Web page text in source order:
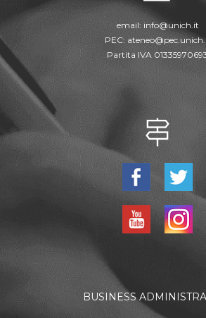
email: info@unich.it
PEC:
Partita IVA
BUSINESS